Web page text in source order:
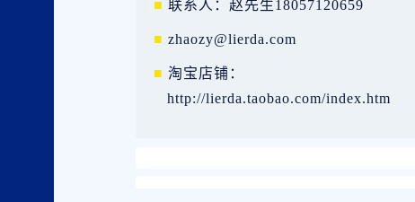
■ 联系人：赵先生18057120659
■ zhaozy@lierda.com
■ 淘宝店铺：
http://lierda.taobao.com/index.htm